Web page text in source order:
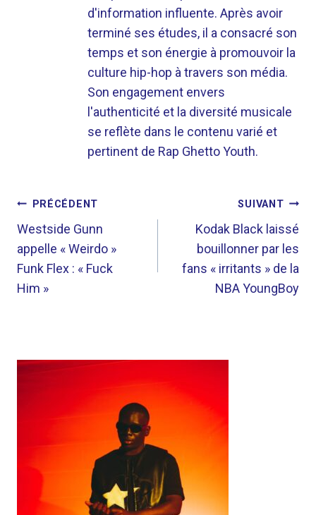
d'information influente. Après avoir
terminé ses études, il a consacré son
temps et son énergie à promouvoir la
culture hip-hop à travers son média.
Son engagement envers
l'authenticité et la diversité musicale
se reflète dans le contenu varié et
pertinent de Rap Ghetto Youth.
NAVIGATION
DE
L’ARTICLE
PRÉCÉDENT
Westside Gunn
appelle « Weirdo »
Funk Flex : « Fuck
Him »
SUIVANT
Kodak Black laissé
bouillonner par les
fans « irritants » de la
NBA YoungBoy